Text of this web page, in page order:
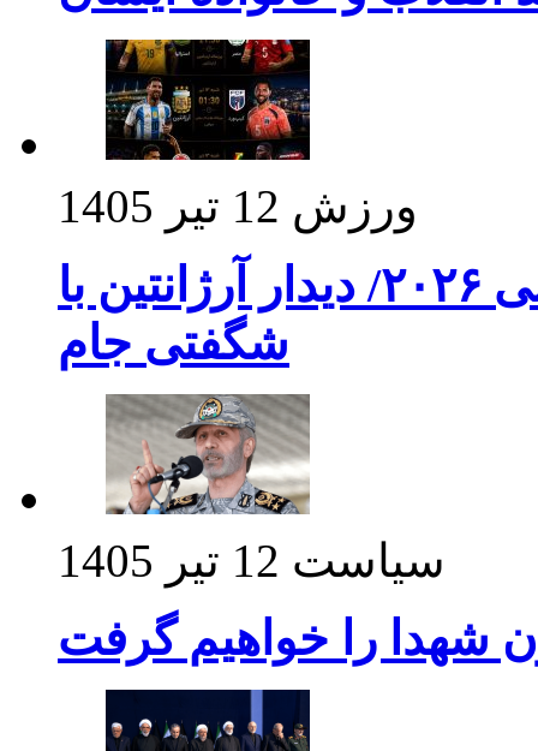
ورزش 12 تیر 1405
برنامه بازی های امشب جام جهانی ۲۰۲۶/ دیدار آرژانتین با
شگفتی جام
سیاست 12 تیر 1405
شهدا را خواهیم گرفت